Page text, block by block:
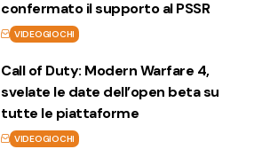
confermato il supporto al PSSR
VIDEOGIOCHI
Call of Duty: Modern Warfare 4,
svelate le date dell’open beta su
tutte le piattaforme
VIDEOGIOCHI